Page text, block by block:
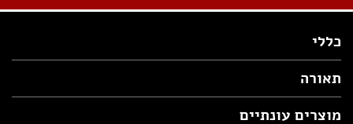
כללי
תאורה
מוצרים עונתיים